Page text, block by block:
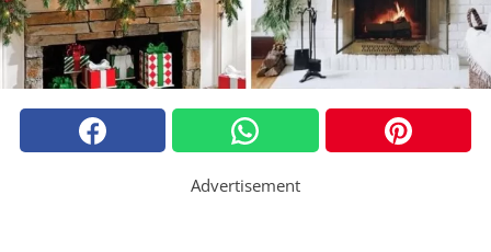
Advertisement